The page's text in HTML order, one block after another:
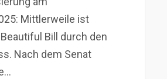
Mittlerweile ist
Bill durch den
Nach dem Senat